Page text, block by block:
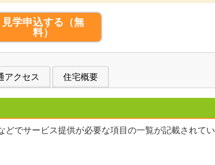
見学申込する （無
料）
アクセス 住宅概要
でサービス提供が必要な項目の一覧が記載されてい